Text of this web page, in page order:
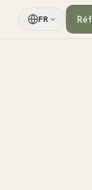
FR